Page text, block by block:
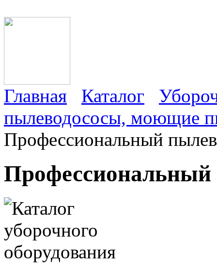
Главная Каталог
пылеводососы, моющие
Профессиональный
Профессиональный